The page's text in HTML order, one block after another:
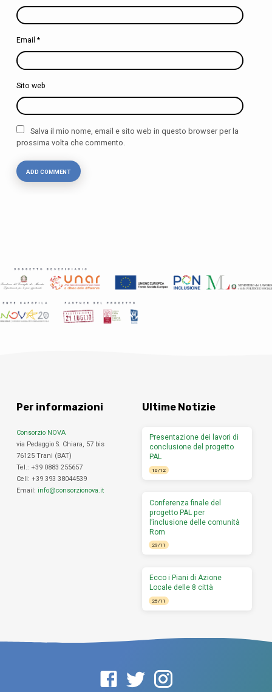
Email *
Sito web
Salva il mio nome, email e sito web in questo browser per la
prossima volta che commento.
Per informazioni
Consorzio NOVA
via Pedaggio S. Chiara, 57 bis
76125 Trani (BAT)
Tel.: +39 0883 255657
Cell: +39 393 38044539
Email: info@consorzionova.it
Ultime Notizie
Presentazione dei lavori di
conclusione del progetto
PAL
10/12
Conferenza finale del
progetto PAL per
l’inclusione delle comunità
Rom
29/11
Ecco i Piani di Azione
Locale delle 8 città
25/11